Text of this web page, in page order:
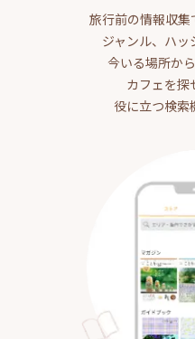
旅行前の情報収集
ジャンル、ハッ
今いる場所か
カフェを探
役に立つ検索